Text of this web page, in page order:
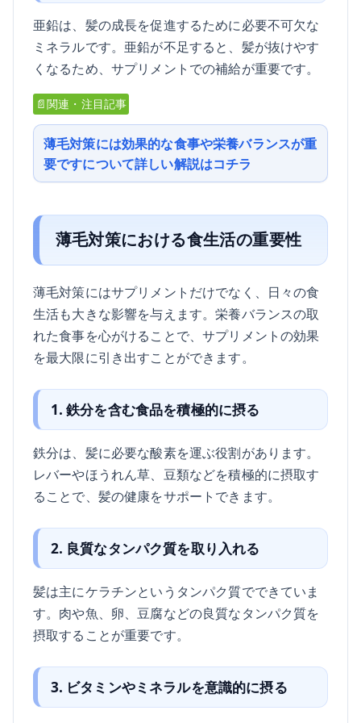
亜鉛は、髪の成長を促進するために必要不可欠な
ミネラルです。亜鉛が不足すると、髪が抜けやす
くなるため、サプリメントでの補給が重要です。
📄関連・注目記事
薄毛対策には効果的な食事や栄養バランスが重
要ですについて詳しい解説はコチラ
薄毛対策における食生活の重要性
薄毛対策にはサプリメントだけでなく、日々の食
生活も大きな影響を与えます。栄養バランスの取
れた食事を心がけることで、サプリメントの効果
を最大限に引き出すことができます。
1. 鉄分を含む食品を積極的に摂る
鉄分は、髪に必要な酸素を運ぶ役割があります。
レバーやほうれん草、豆類などを積極的に摂取す
ることで、髪の健康をサポートできます。
2. 良質なタンパク質を取り入れる
髪は主にケラチンというタンパク質でできていま
す。肉や魚、卵、豆腐などの良質なタンパク質を
摂取することが重要です。
3. ビタミンやミネラルを意識的に摂る